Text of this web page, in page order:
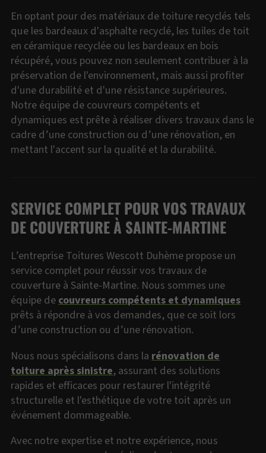
En optant pour des matériaux de toiture recyclés tels
que les bardeaux d'asphalte recyclé, les tuiles de toit
en céramique recyclée ou les bardeaux en bois
récupéré, vous pouvez non seulement contribuer à la
préservation de l'environnement, mais aussi profiter
d'une durabilité et d'une résistance supérieures.
Notre équipe de couvreurs compétents et
dynamiques est prête à réaliser divers travaux dans le
cadre d’une construction ou d’une rénovation, en
mettant l'accent sur la qualité et la durabilité.
SERVICE COMPLET POUR VOS TRAVAUX
DE COUVERTURE À SAINTE-MARTINE
L’entreprise Toitures Wescott Duhème propose un
service complet pour réussir vos travaux de
couverture à Sainte-Martine. Nous sommes une
équipe decouvreurs compétents et dynamiques
prêts à répondre à vos demandes, que ce soit lors
d’une construction ou d’une rénovation.
Nous nous spécialisons dans la rénovation de
toiture après sinistre, assurant des solutions
rapides et efficaces pour restaurer l'intégrité
structurelle et l'esthétique de votre toit après un
événement dommageable.
Avec notre expertise et notre expérience, nous